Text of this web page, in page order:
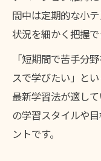
間中は定期的な小
状況を細かく把握で
「短期間で苦手分
スで学びたい」と
最新学習法が適し
の学習スタイルや
ントです。